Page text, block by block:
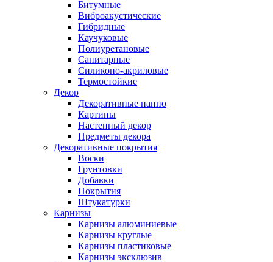
Битумные
Виброакустические
Гибридные
Каучуковые
Полиуретановые
Санитарные
Силиконо-акриловые
Термостойкие
Декор
Декоративные панно
Картины
Настенный декор
Предметы декора
Декоративные покрытия
Воски
Грунтовки
Добавки
Покрытия
Штукатурки
Карнизы
Карнизы алюминиевые
Карнизы круглые
Карнизы пластиковые
Карнизы эксклюзив